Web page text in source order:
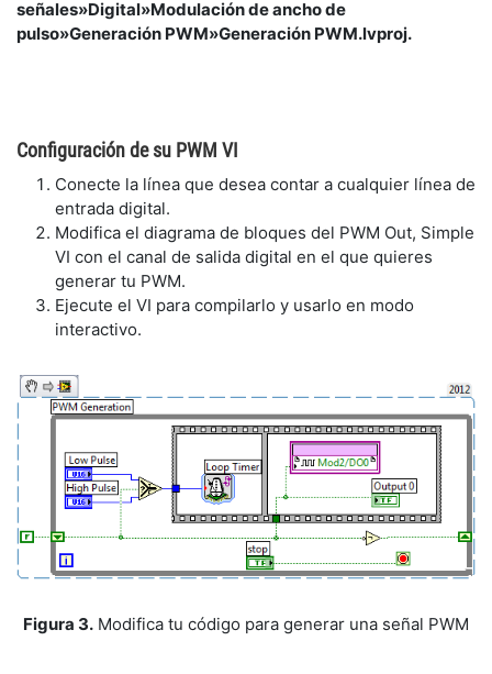
señales»Digital»Modulación de ancho de
pulso»Generación PWM»Generación PWM.lvproj.
Configuración de su PWM VI
Conecte la línea que desea contar a cualquier línea de
entrada digital.
Modifica el diagrama de bloques del PWM Out, Simple
VI con el canal de salida digital en el que quieres
generar tu PWM.
Ejecute el VI para compilarlo y usarlo en modo
interactivo.
Figura 3. Modifica tu código para generar una señal PWM